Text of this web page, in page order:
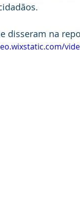
disseram na